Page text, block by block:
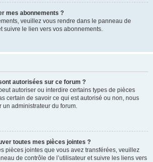
mes abonnements ?
veuillez vous rendre dans le panneau de
suivre le lien vers vos abonnements.
autorisées sur ce forum ?
autoriser ou interdire certains types de pièces
certain de savoir ce qui est autorisé ou non, nous
un administrateur du forum.
toutes mes pièces jointes ?
pièces jointes que vous avez transférées, veuillez
de contrôle de l’utilisateur et suivre les liens vers